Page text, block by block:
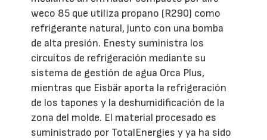
weco 85 que utiliza propano (R290) como
refrigerante natural, junto con una bomba
de alta presión. Enesty suministra los
circuitos de refrigeración mediante su
sistema de gestión de agua Orca Plus,
mientras que Eisbär aporta la refrigeración
de los tapones y la deshumidificación de la
zona del molde. El material procesado es
suministrado por TotalEnergies y ya ha sido